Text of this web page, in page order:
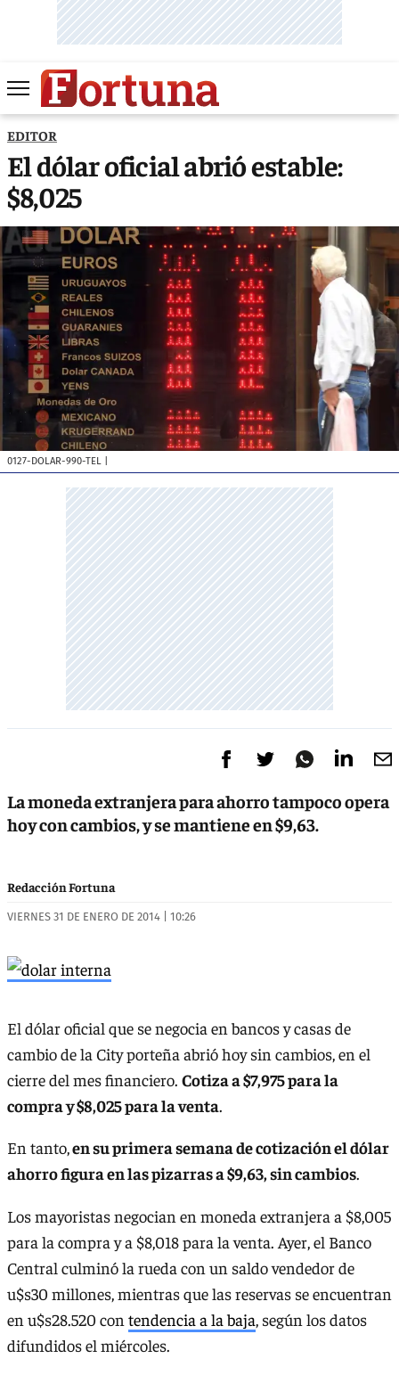
EDITOR
El dólar oficial abrió estable:
$8,025
0127-DOLAR-990-TEL
La moneda extranjera para ahorro tampoco opera
hoy con cambios, y se mantiene en $9,63.
Redacción Fortuna
VIERNES 31 DE ENERO DE 2014 | 10:26
El dólar oficial que se negocia en bancos y casas de
cambio de la City porteña abrió hoy sin cambios, en el
cierre del mes financiero. Cotiza a $7,975 para la
compra y $8,025 para la venta.
En tanto,en su primera semana de cotización el dólar
ahorro figura en las pizarras a $9,63, sin cambios.
Los mayoristas negocian en moneda extranjera a $8,005
para la compra y a $8,018 para la venta. Ayer, el Banco
Central culminó la rueda con un saldo vendedor de
u$s30 millones, mientras que las reservas se encuentran
en u$s28.520 con tendencia a la baja, según los datos
difundidos el miércoles.